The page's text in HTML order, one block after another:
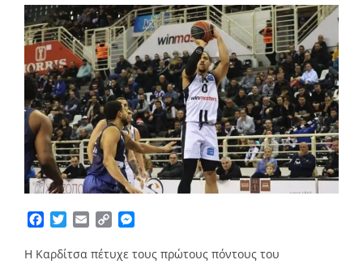
Facebook
TwitterEmailCopy
Η Καρδίτσα πέτυχε τους πρώτους πόντους του